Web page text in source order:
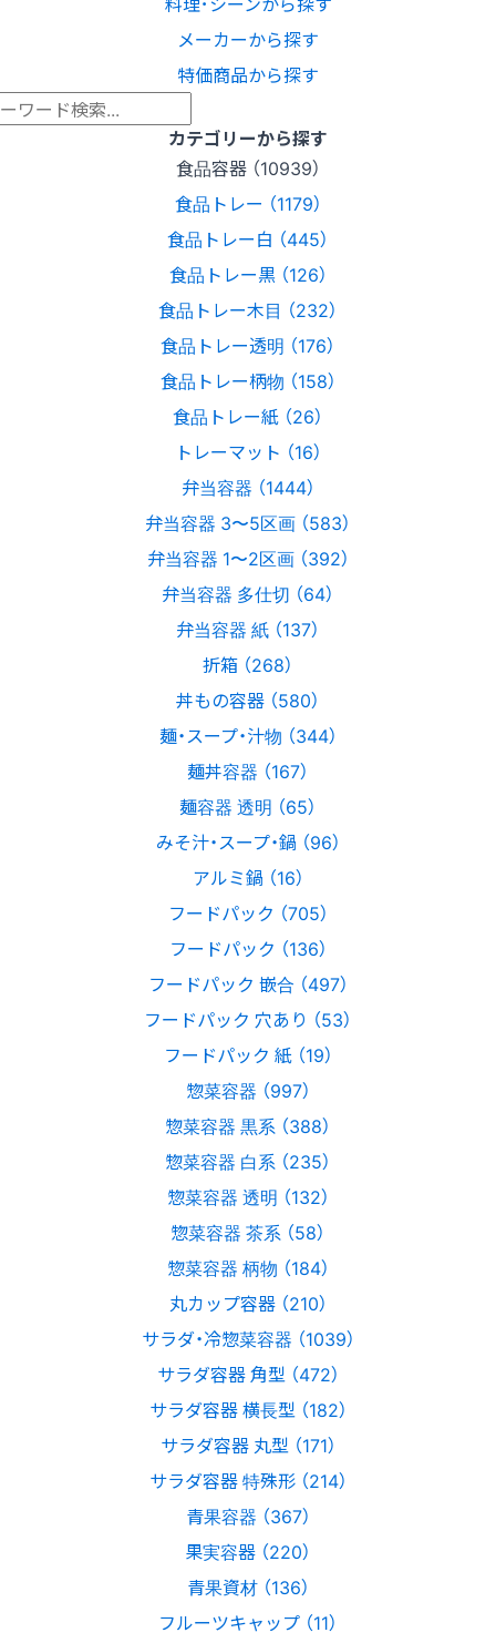
メーカーから探す
特価商品から探す
カテゴリーから探す
食品容器 （10939）
食品トレー （1179）
食品トレー白 （445）
食品トレー黒 （126）
食品トレー木目 （232）
食品トレー透明 （176）
食品トレー柄物 （158）
食品トレー紙 （26）
トレーマット （16）
弁当容器 （1444）
弁当容器 3〜5区画 （583）
弁当容器 1〜2区画 （392）
弁当容器 多仕切 （64）
弁当容器 紙 （137）
折箱 （268）
丼もの容器 （580）
麺・スープ・汁物 （344）
麺丼容器 （167）
麺容器 透明 （65）
みそ汁・スープ・鍋 （96）
アルミ鍋 （16）
フードパック （705）
フードパック （136）
フードパック 嵌合 （497）
フードパック 穴あり （53）
フードパック 紙 （19）
惣菜容器 （997）
惣菜容器 黒系 （388）
惣菜容器 白系 （235）
惣菜容器 透明 （132）
惣菜容器 茶系 （58）
惣菜容器 柄物 （184）
丸カップ容器 （210）
サラダ・冷惣菜容器 （1039）
サラダ容器 角型 （472）
サラダ容器 横長型 （182）
サラダ容器 丸型 （171）
サラダ容器 特殊形 （214）
青果容器 （367）
果実容器 （220）
青果資材 （136）
フルーツキャップ （11）